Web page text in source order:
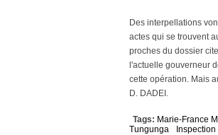
Des interpellations
actes qui se trouvent
proches du dossier
l'actuelle gouverneur
cette opération. Mais
D. DADEI.
Tags: Marie-France
Tungunga